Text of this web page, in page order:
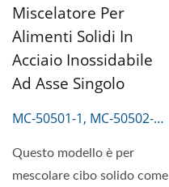
Miscelatore Per
Alimenti Solidi In
Acciaio Inossidabile
Ad Asse Singolo
MC-50501-1, MC-50502-1,
Questo modello è per
mescolare cibo solido come